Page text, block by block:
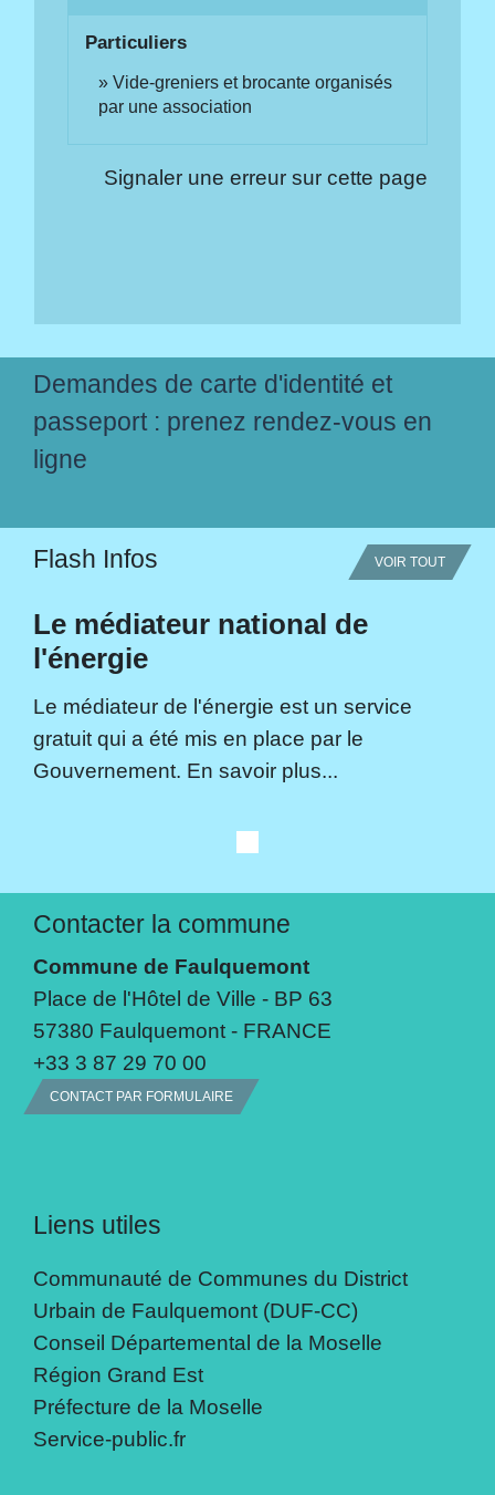
Particuliers
Vide-greniers et brocante organisés
par une association
Signaler une erreur sur cette page
Demandes de carte d'identité et
passeport : prenez rendez-vous en
ligne
Flash Infos VOIR TOUT
Le médiateur national de
l'énergie
Le médiateur de l'énergie est un service
gratuit qui a été mis en place par le
Gouvernement. En savoir plus...
Contacter la commune
Commune de Faulquemont
Place de l'Hôtel de Ville - BP 63
57380 Faulquemont - FRANCE
+33 3 87 29 70 00
CONTACT PAR FORMULAIRE
Liens utiles
Communauté de Communes du District
Urbain de Faulquemont (DUF-CC)
Conseil Départemental de la Moselle
Région Grand Est
Préfecture de la Moselle
Service-public.fr